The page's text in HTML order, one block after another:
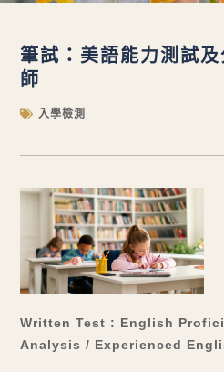
筆試：美語能力測試
師
入學檢測
Written Test : English
Analysis / Experienced